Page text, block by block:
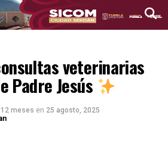
veterinarias
Padre Jesús
meses en 25 agosto, 2025